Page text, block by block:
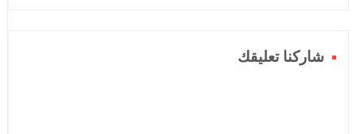
شاركنا تعليقك